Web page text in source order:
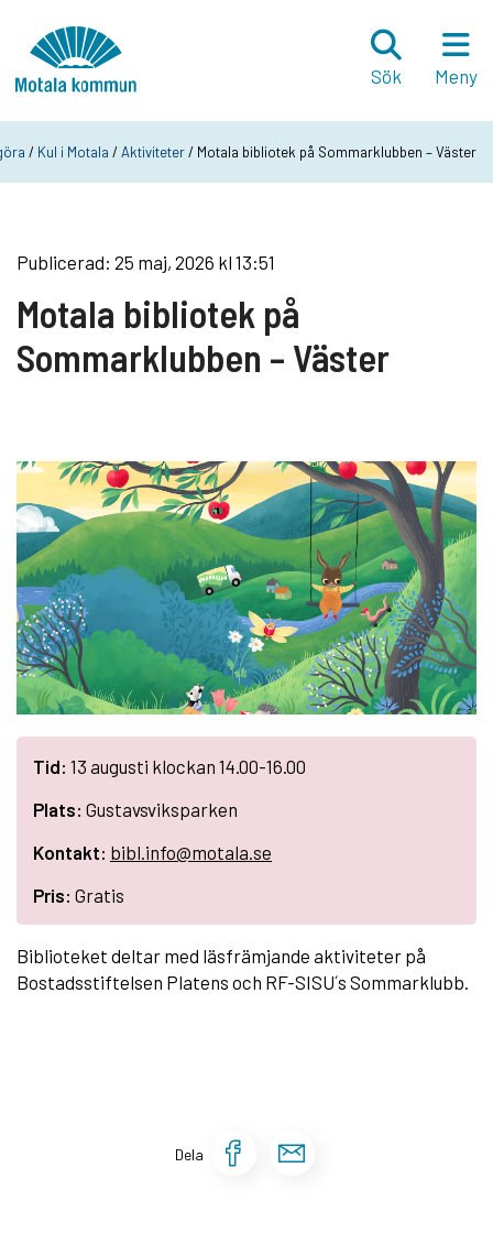
Sök
Meny
/ Kul i Motala /Aktiviteter/ Motala bibliotek på Sommarklubben – Väster
Publicerad: 25 maj, 2026 kl 13:51
Motala bibliotek på
Sommarklubben – Väster
Tid: 13 augusti klockan 14.00-16.00
Plats: Gustavsviksparken
Kontakt: bibl.info@motala.se
Pris: Gratis
Biblioteket deltar med läsfrämjande aktiviteter på
Bostadsstiftelsen Platens och RF-SISU´s Sommarklubb.
Dela Dela sidan på